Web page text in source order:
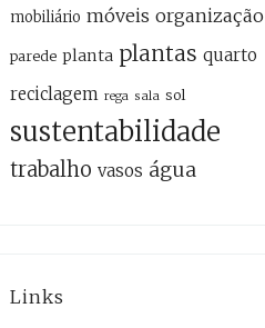
mobiliário móveis organização
parede planta plantas quarto
reciclagem rega sala sol
sustentabilidade
trabalho vasos água
Links